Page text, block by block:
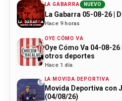
LA GABARRA NUEVO
La Gabarra 05-08-26 |
Hace 9 horas
OYE CÓMO VA
Oye Cómo Va 04-08-
otros deportes
Hace 1 día
LA MOVIDA DEPORTIVA
Movida Deportiva con
(04/08/26)